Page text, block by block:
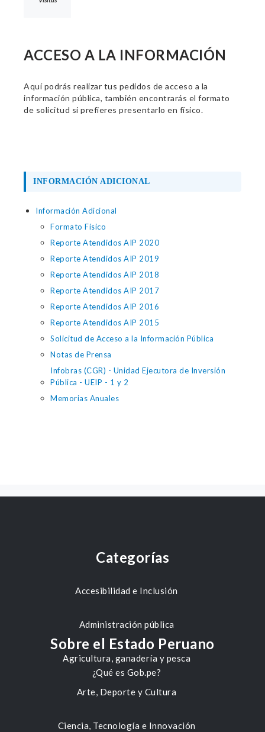
ACCESO A LA INFORMACIÓN
Aquí podrás realizar tus pedidos de acceso a la
información pública, también encontrarás el formato
de solicitud si prefieres presentarlo en físico.
INFORMACIÓN ADICIONAL
Información Adicional
Formato Físico
Reporte Atendidos AIP 2020
Reporte Atendidos AIP 2019
Reporte Atendidos AIP 2018
Reporte Atendidos AIP 2017
Reporte Atendidos AIP 2016
Reporte Atendidos AIP 2015
Solicitud de Acceso a la Información Pública
Notas de Prensa
Infobras (CGR) - Unidad Ejecutora de Inversión
Pública - UEIP - 1 y 2
Memorias Anuales
Categorías
Accesibilidad e Inclusión
Administración pública
Agricultura, ganadería y pesca
Arte, Deporte y Cultura
Ciencia, Tecnología e Innovación
Sobre el Estado Peruano
¿Qué es Gob.pe?